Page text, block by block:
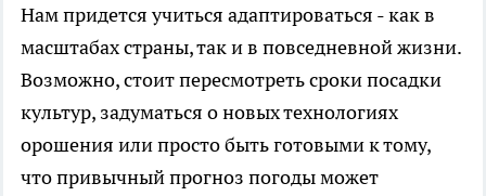
Нам придется учиться адаптироваться - как в
масштабах страны, так и в повседневной жизни.
Возможно, стоит пересмотреть сроки посадки
культур, задуматься о новых технологиях
орошения или просто быть готовыми к тому,
что привычный прогноз погоды может